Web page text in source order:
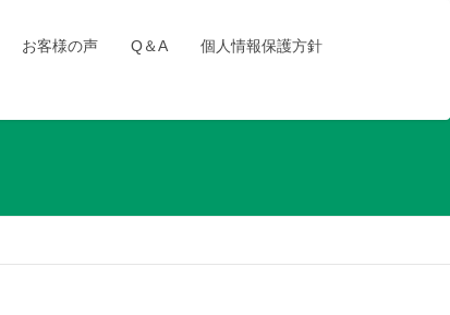
お客様の声 Q＆A 個人情報保護方針